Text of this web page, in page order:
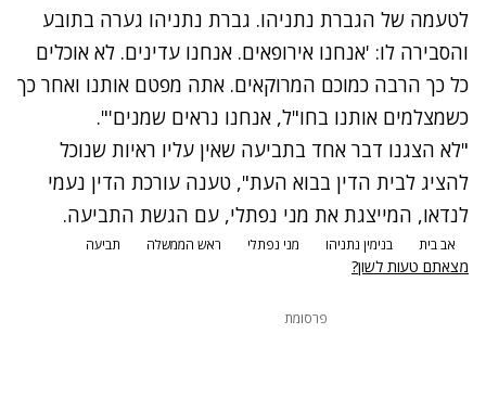
לטעמה של הגברת נתניהו. גברת נתניהו גערה בתובע
והסבירה לו: 'אנחנו אירופאים. אנחנו עדינים. לא אוכלים
כל כך הרבה כמוכם המרוקאים. אתה מפטם אותנו ואחר כך
כשמצלמים אותנו בחו"ל, אנחנו נראים שמנים'".
"לא הצגנו דבר אחד בתביעה שאין עליו ראיות שנוכל
להציג לבית הדין בבוא העת", טענה עורכת הדין נעמי
לנדאו, המייצגת את מני נפתלי, עם הגשת התביעה.
אב בית בנימין נתניהו מני נפתלי ראש הממשלה תביעה
מצאתם טעות לשון?
פרסומת